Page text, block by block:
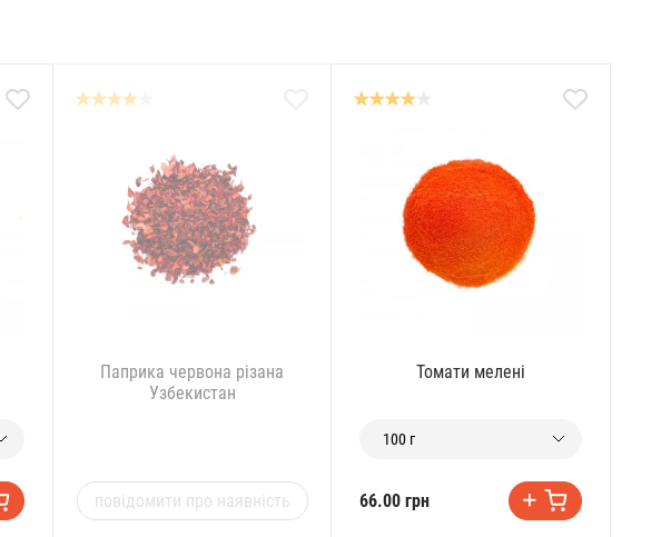
Паприка червона різана
Узбекистан
повідомити про наявність
Томати мелені
100 г
66.00 грн